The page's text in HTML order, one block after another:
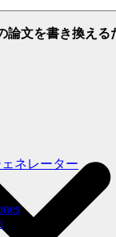
ネレーター
論文を書き換える